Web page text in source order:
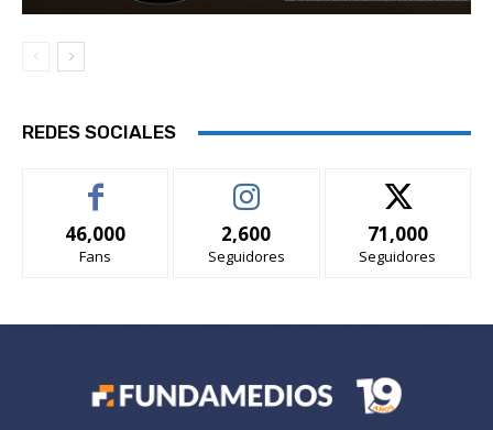
REDES SOCIALES
46,000
Fans
2,600
Seguidores
71,000
Seguidores